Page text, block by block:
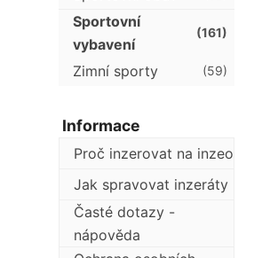
Sportovní
vybavení
(161)
Zimní sporty (59)
Informace
Proč inzerovat na inzeo
Jak spravovat inzeráty
Časté dotazy -
nápověda